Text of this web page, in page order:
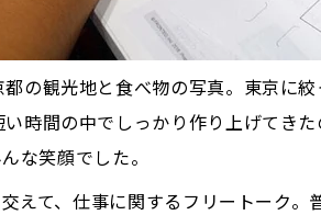
の観光地と食べ物の写真。東京に
時間の中でしっかり作り上げてき
な笑顔でした。
えて、仕事に関するフリートーク